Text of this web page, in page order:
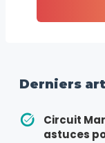
Derniers
Circuit
astuces